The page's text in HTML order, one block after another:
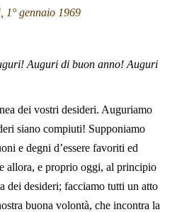
1° gennaio 1969
Auguri di buon anno! Auguri
dei vostri desideri. Auguriamo
siano compiuti! Supponiamo
e degni d’essere favoriti ed
allora, e proprio oggi, al principio
dei desideri; facciamo tutti un atto
buona volontà, che incontra la